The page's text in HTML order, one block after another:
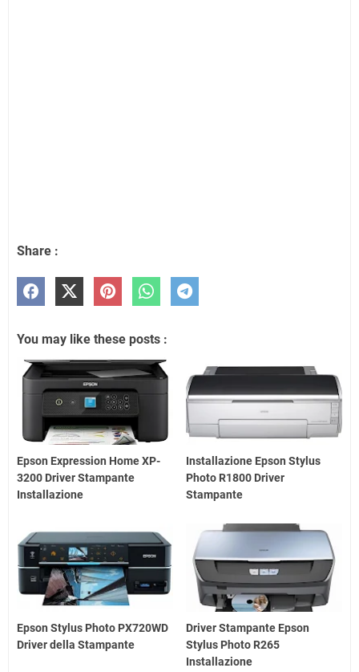
Share :
You may like these posts :
Epson Expression Home XP-
3200 Driver Stampante
Installazione
Installazione Epson Stylus
Photo R1800 Driver
Stampante
Epson Stylus Photo PX720WD
Driver della Stampante
Driver Stampante Epson
Stylus Photo R265
Installazione